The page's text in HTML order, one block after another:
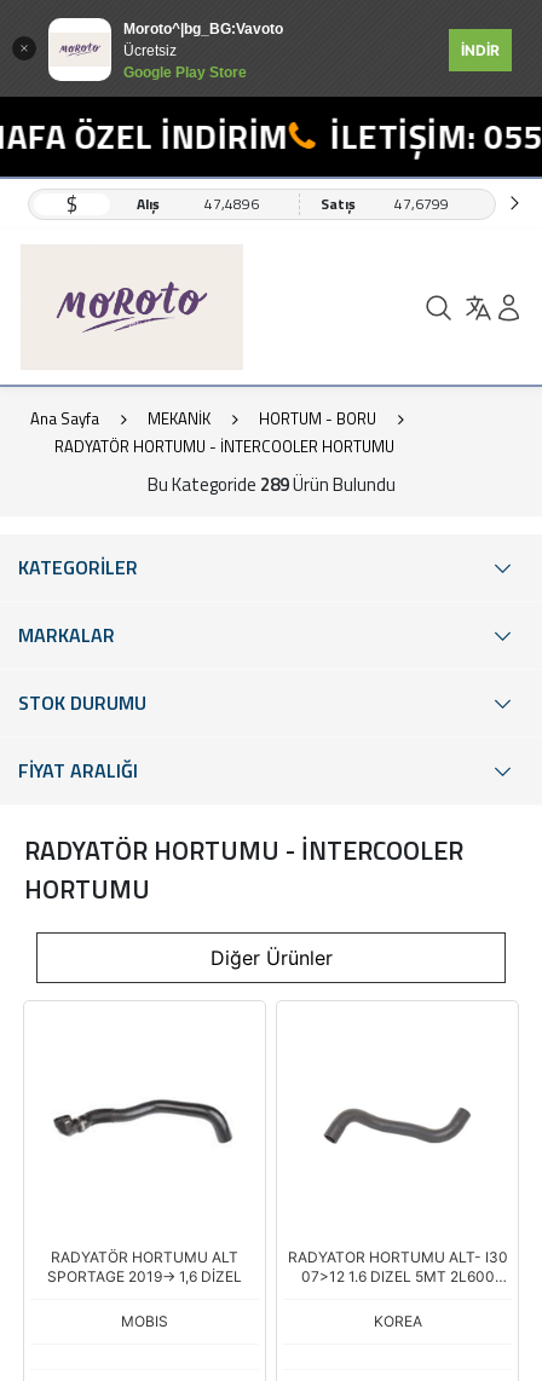
Moroto^|bg_BG:Vavoto
Ücretsiz
Google Play Store
İNDİR
İNDİRİM İLETİŞİM: 0554
$ Alış 47,4896 Satış 47,6799
Ana Sayfa MEKANİK
HORTUM - BORU
RADYATÖR HORTUMU - İNTERCOOLER HORTUMU
Bu Kategoride 289Ürün Bulundu
KATEGORİLER
MARKALAR
STOK DURUMU
FİYAT ARALIĞI
RADYATÖR HORTUMU - İNTERCOOLER
HORTUMU
Diğer Ürünler
RADYATÖR HORTUMU ALT
SPORTAGE 2019-> 1,6 DİZEL
MOBIS
RADYATOR HORTUMU ALT- I30
07>12 1.6 DIZEL 5MT 2L600
KOREA